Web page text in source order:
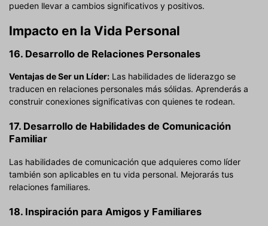
pueden llevar a cambios significativos y positivos.
Impacto en la Vida Personal
16. Desarrollo de Relaciones Personales
Ventajas de Ser un Líder: Las habilidades de liderazgo se
traducen en relaciones personales más sólidas. Aprenderás a
construir conexiones significativas con quienes te rodean.
17. Desarrollo de Habilidades de Comunicación
Familiar
Las habilidades de comunicación que adquieres como líder
también son aplicables en tu vida personal. Mejorarás tus
relaciones familiares.
18. Inspiración para Amigos y Familiares